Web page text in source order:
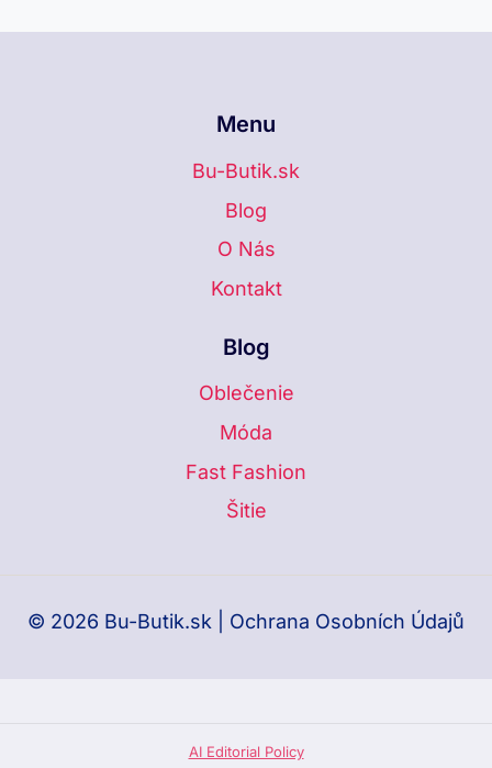
Menu
Bu-Butik.sk
Blog
O Nás
Kontakt
Blog
Oblečenie
Móda
Fast Fashion
Šitie
© 2026 Bu-Butik.sk | Ochrana Osobních Údajů
AI Editorial Policy